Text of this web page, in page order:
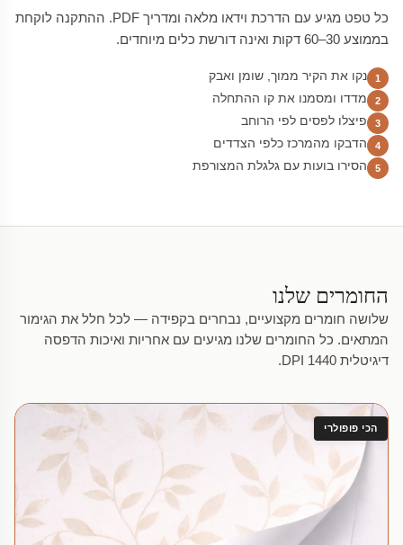
כל טפט מגיע עם הדרכת וידאו מלאה ומדריך PDF. ההתקנה לוקחת
בממוצע 30–60 דקות ואינה דורשת כלים מיוחדים.
1 נקו את הקיר ממוך, שומן ואבק
2 מדדו ומסמנו את קו ההתחלה
3 פיצלו לפסים לפי הרוחב
4 הדבקו מהמרכז כלפי הצדדים
5 הסירו בועות עם גלגלת המצורפת
החומרים שלנו
שלושה חומרים מקצועיים, נבחרים בקפידה — לכל חלל את הגימור
המתאים. כל החומרים שלנו מגיעים עם אחריות ואיכות הדפסה
דיגיטלית 1440 DPI.
הכי פופולרי